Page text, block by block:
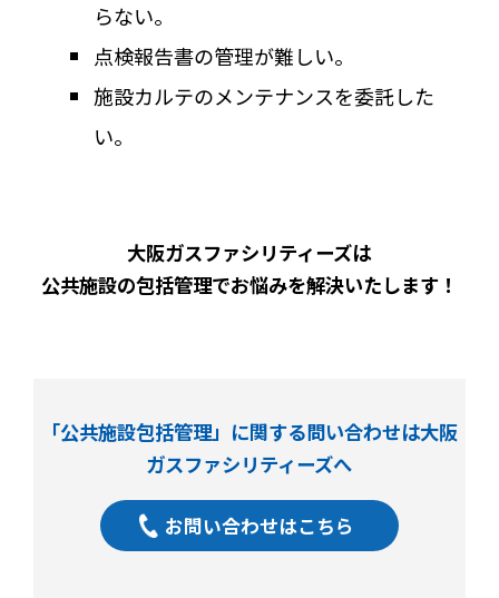
らない。
点検報告書の管理が難しい。
施設カルテのメンテナンスを委託した
い。
大阪ガスファシリティーズは
公共施設の包括管理でお悩みを解決いたします！
「公共施設包括管理」に関する問い合わせは大阪
ガスファシリティーズへ
お問い合わせはこちら